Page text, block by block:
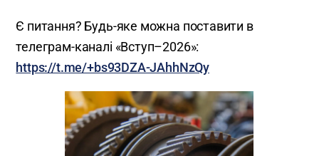
Є питання? Будь-яке можна поставити в
телеграм-каналі «Вступ–2026»:
https://t.me/+bs93DZA-JAhhNzQy